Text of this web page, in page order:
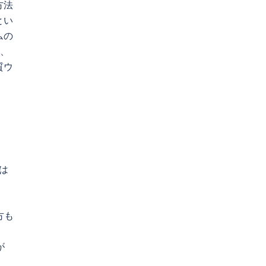
法
い
の
ウ
も